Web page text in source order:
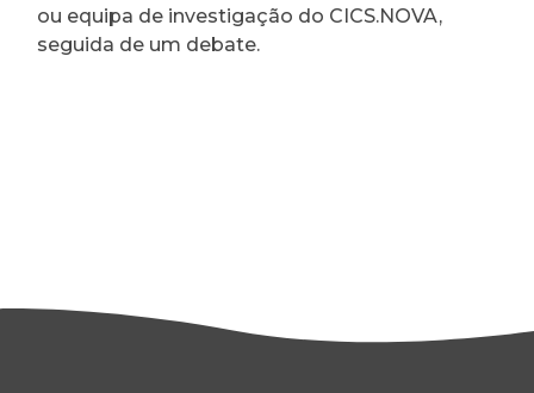
ou equipa de investigação do CICS.NOVA,
seguida de um debate.